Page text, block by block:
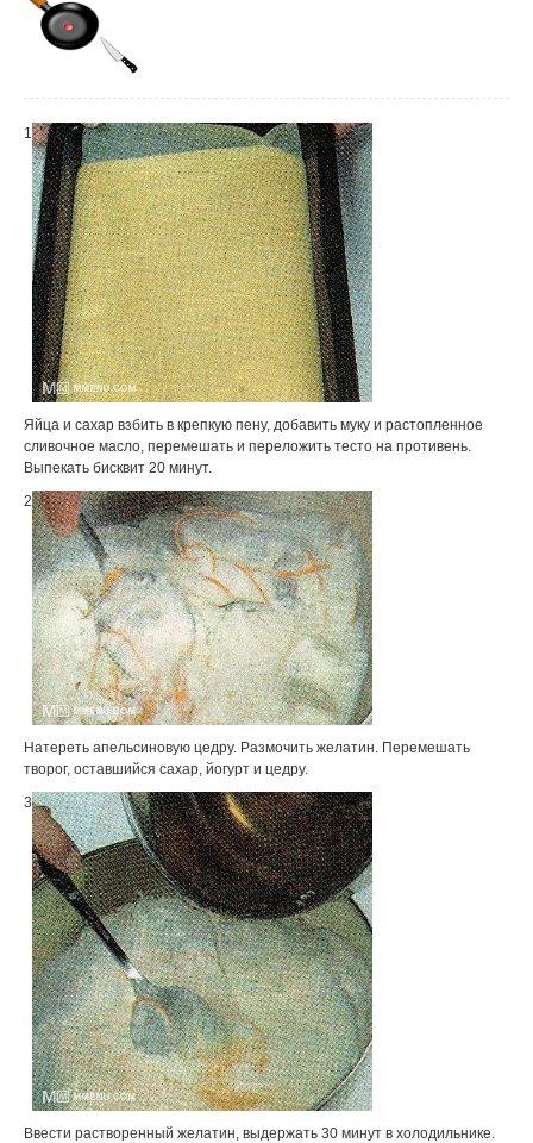
1
Яйца и сахар взбить в крепкую пену, добавить муку и растопленное
сливочное масло, перемешать и переложить тесто на противень.
Выпекать бисквит 20 минут.
2
Натереть апельсиновую цедру. Размочить желатин. Перемешать
творог, оставшийся сахар, йогурт и цедру.
3
Ввести растворенный желатин, выдержать 30 минут в холодильнике.